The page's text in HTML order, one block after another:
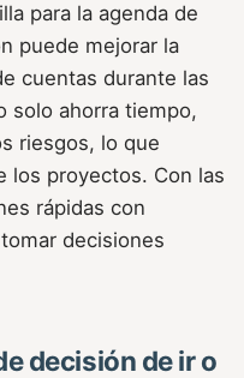
para la agenda de
puede mejorar la
cuentas durante las
solo ahorra tiempo,
riesgos, lo que
los proyectos. Con las
rápidas con
decisiones
decisión de ir o